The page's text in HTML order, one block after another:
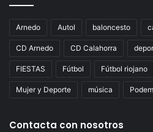
Arnedo Autol baloncesto
CD Arnedo CD Calahorra
FIESTAS Fútbol Fútbol riojano
Mujer y Deporte música
Contacta con nosotros